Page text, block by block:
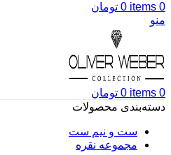
0
items
0 تومان
منو
0
items
0 تومان
دسته‌بندی محصولات
ست و نیم ست
مجموعه نقره